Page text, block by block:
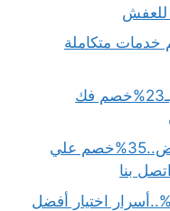
بجدة بـ40%خصم خدمات متكاملة
دينا نقل عفش حي الدار البيضاء بـ23%خصم فك
دينا نقل عفش داخل وخارج الرياض..35%خصم علي
أفضل طرق نقل الاثاث بأمان 99%..أسرار اختيار أفضل